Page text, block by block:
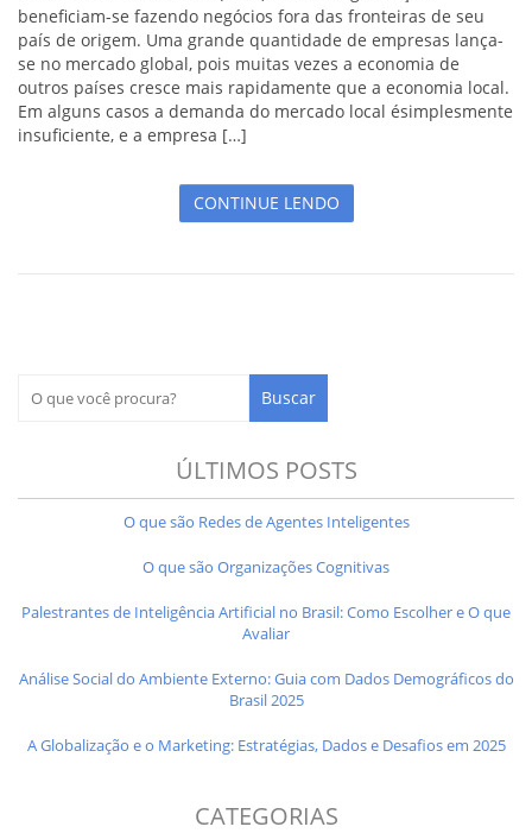
beneficiam-se fazendo negócios fora das fronteiras de seu
país de origem. Uma grande quantidade de empresas lança-
se no mercado global, pois muitas vezes a economia de
outros países cresce mais rapidamente que a economia local.
Em alguns casos a demanda do mercado local ésimplesmente
insuficiente, e a empresa […]
CONTINUE LENDO
ÚLTIMOS POSTS
O que são Redes de Agentes Inteligentes
O que são Organizações Cognitivas
Palestrantes de Inteligência Artificial no Brasil: Como Escolher e O que
Avaliar
Análise Social do Ambiente Externo: Guia com Dados Demográficos do
Brasil 2025
A Globalização e o Marketing: Estratégias, Dados e Desafios em 2025
CATEGORIAS